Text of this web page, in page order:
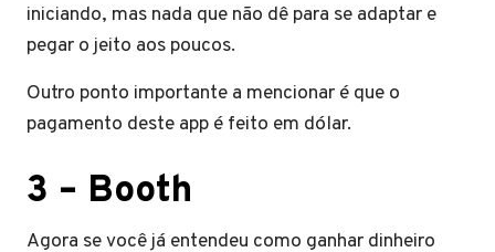
iniciando, mas nada que não dê para se adaptar e
pegar o jeito aos poucos.
Outro ponto importante a mencionar é que o
pagamento deste app é feito em dólar.
3 – Booth
Agora se você já entendeu como ganhar dinheiro